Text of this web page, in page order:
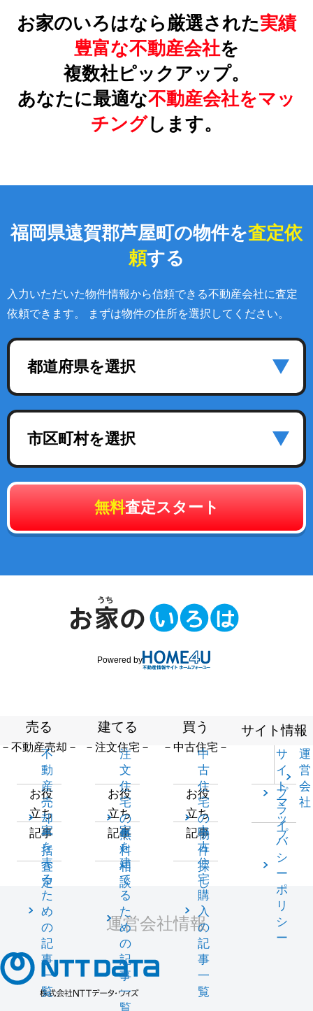
お家のいろはなら厳選された実績
豊富な不動産会社を
複数社ピックアップ。
あなたに最適な不動産会社をマッ
チングします。
福岡県遠賀郡芦屋町の物件を査定依
頼する
入力いただいた物件情報から信頼できる不動産会社に査定
依頼できます。 まずは物件の住所を選択してください。
都道府県を選択
市区町村を選択
無料査定スタート
Powered by
売る
－不動産売却－
不
動
産
売
却
一
括
査
定
お役
立ち
記事
家
を
売
る
た
め
の
記
事
一
覧
建てる
－注文住宅－
注
文
住
宅
の
無
料
相
談
お役
立ち
記事
家
を
建
て
る
た
め
の
記
事
一
覧
買う
－中古住宅－
中
古
住
宅
の
物
件
探
し
お役
立ち
記事
中
古
住
宅
購
入
の
記
事
一
覧
サイト情報
サ
イ
ト
マ
ッ
プ
運
営
会
社
プ
ラ
イ
バ
シ
ー
ポ
リ
シ
ー
運営会社情報